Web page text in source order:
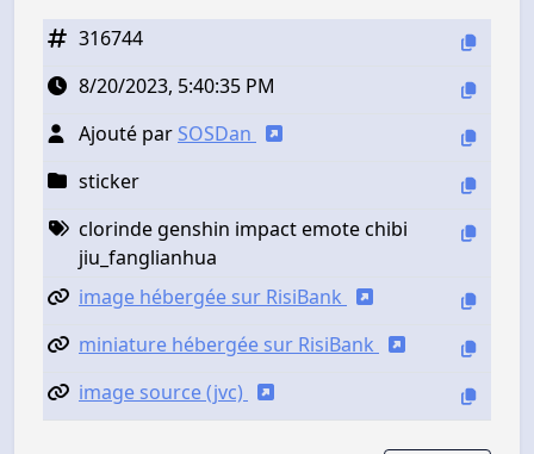
316744
8/20/2023, 5:40:35 PM
Ajouté par SOSDan
sticker
clorinde genshin impact emote chibi
jiu_fanglianhua
image hébergée sur RisiBank
miniature hébergée sur RisiBank
image source (jvc)